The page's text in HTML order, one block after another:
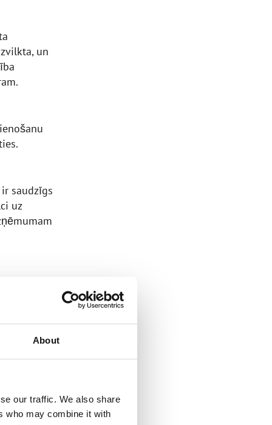
About
our traffic. We also share
who may combine it with
un
saudzīgs
uz